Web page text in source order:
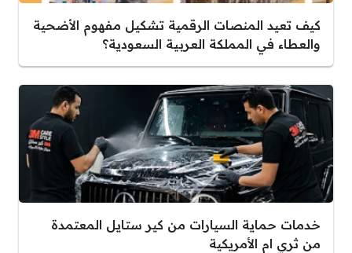
كيف تعيد المنصات الرقمية تشكيل مفهوم الأضحية
والعطاء في المملكة العربية السعودية؟
خدمات حماية السيارات من كير ستايل المعتمدة
من ثري ام الأمريكية